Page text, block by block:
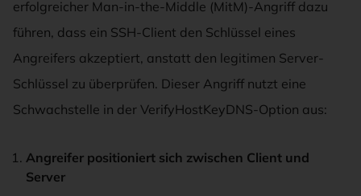
erfolgreicher Man-in-the-Middle (MitM)-Angriff dazu
führen, dass ein SSH-Client den Schlüssel eines
Angreifers akzeptiert, anstatt den legitimen Server-
Schlüssel zu überprüfen. Dieser Angriff nutzt eine
Schwachstelle in der VerifyHostKeyDNS-Option aus:
Angreifer positioniert sich zwischen Client und
Server